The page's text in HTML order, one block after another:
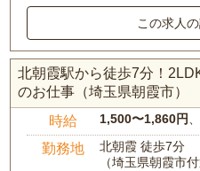
この求人
北朝霞駅から徒歩7分！
のお仕事（埼玉県朝霞市）
時給 1,500〜1,860円
勤務地
北朝霞 徒歩7分
（埼玉県朝霞市付